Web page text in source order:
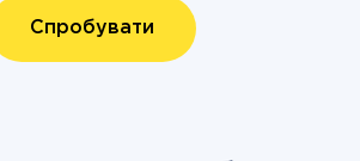
Спробувати